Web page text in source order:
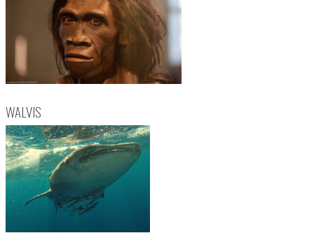
WALVIS